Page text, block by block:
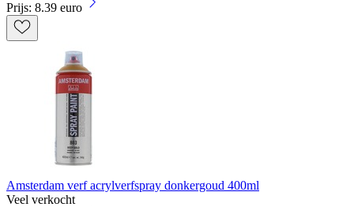
Prijs: 8.39 euro
Amsterdam verf acrylverfspray donkergoud 400ml
Veel verkocht